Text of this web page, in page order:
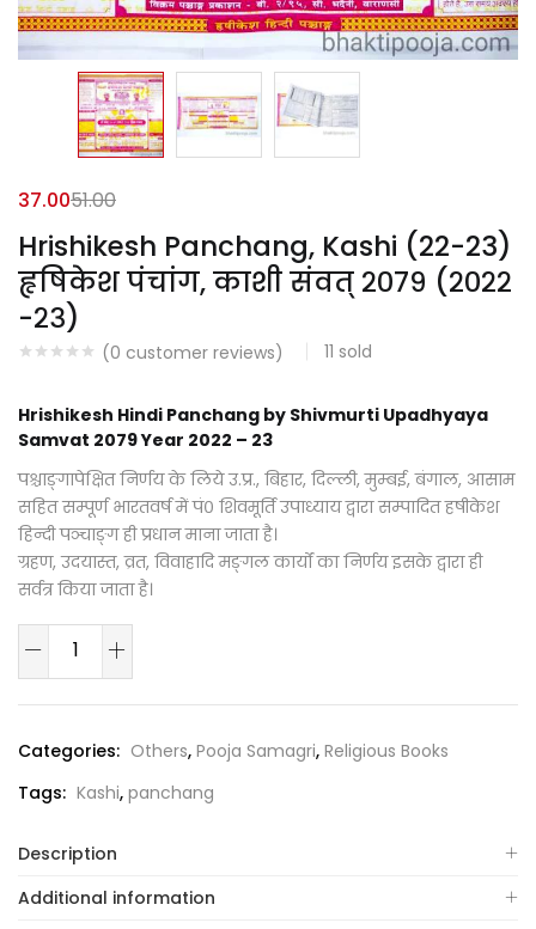
Hrishikesh Panchang, Kashi (22-23)
हृषिकेश पंचांग, काशी संवत् २०७९ (२०२२
-२३)
(0 customer reviews) 11 sold
37.0051.00
Hrishikesh Hindi Panchang by Shivmurti Upadhyaya
Samvat 2079 Year 2022 – 23
पश्चाङ्गापेक्षित निर्णय के लिये उ.प्र., बिहार, दिल्ली, मुम्बई, बंगाल, आसाम
सहित सम्पूर्ण भारतवर्ष में पं० शिवमूर्ति उपाध्याय द्वारा सम्पादित हषीकेश
हिन्दी पञ्चाङ्ग ही प्रधान माना जाता है।
ग्रहण, उदयास्त, व्रत, विवाहादि मङ्गल कार्यों का निर्णय इसके द्वारा ही
सर्वत्र किया जाता है।
Categories: Others, Pooja Samagri, Religious Books
Tags: Kashi, panchang
Description
Additional information